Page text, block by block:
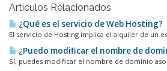
Artículos Relacionados
¿Qué es el servicio de Web Hosting?
El servicio de Hosting implica el alquiler de un
¿Puedo modificar el nombre de
Sí, puedes modificar el nombre de dominio